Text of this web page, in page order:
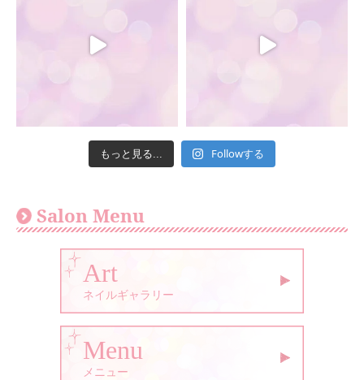
もっと見る... Followする
Salon Menu
Art
ネイルギャラリー
Menu
メニュー